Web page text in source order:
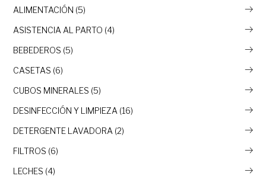
ALIMENTACIÓN (5)
ASISTENCIA AL PARTO (4)
BEBEDEROS (5)
CASETAS (6)
CUBOS MINERALES (5)
DESINFECCIÓN Y LIMPIEZA (16)
DETERGENTE LAVADORA (2)
FILTROS (6)
LECHES (4)